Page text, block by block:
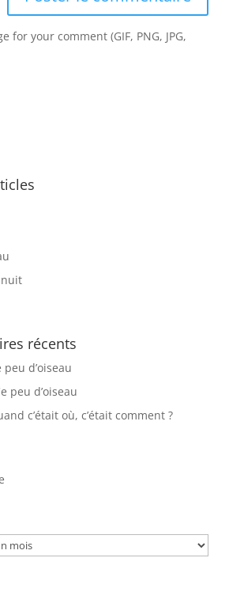
for your comment (GIF, PNG, JPG,
nuit
récents
peu d’oiseau
peu d’oiseau
c’était où, c’était comment ?